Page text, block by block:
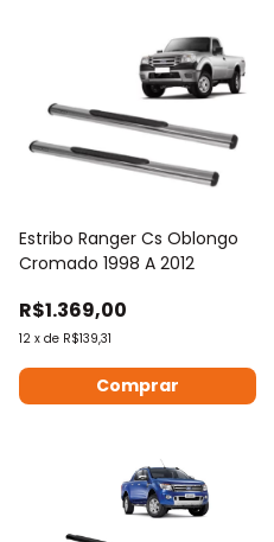
Estribo Ranger Cs Oblongo
Cromado 1998 A 2012
R$1.369,00
12 x de R$139,31